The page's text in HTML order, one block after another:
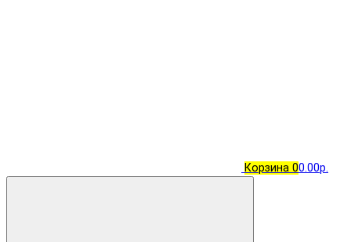
Корзина 00.00р.